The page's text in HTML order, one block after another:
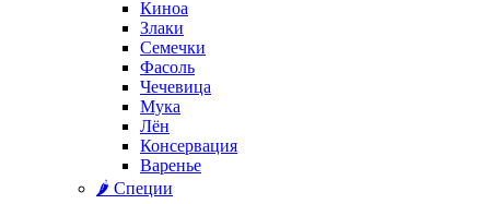
Киноа
Злаки
Семечки
Фасоль
Чечевица
Мука
Лён
Консервация
Варенье
🌶️ Специи